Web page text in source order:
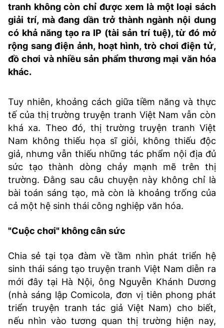
tranh không còn chỉ được xem là một loại sách
giải trí, mà đang dần trở thành ngành nội dung
có khả năng tạo ra IP (tài sản trí tuệ), từ đó mở
rộng sang điện ảnh, hoạt hình, trò chơi điện tử,
đồ chơi và nhiều sản phẩm thương mại văn hóa
khác.
Tuy nhiên, khoảng cách giữa tiềm năng và thực
tế của thị trường truyện tranh Việt Nam vẫn còn
khá xa. Theo đó, thị trường truyện tranh Việt
Nam không thiếu họa sĩ giỏi, không thiếu độc
giả, nhưng vẫn thiếu những tác phẩm nội địa đủ
sức tạo thành dòng chảy mạnh mẽ trên thị
trường. Đằng sau câu chuyện này không chỉ là
bài toán sáng tạo, mà còn là khoảng trống của
cả một hệ sinh thái công nghiệp văn hóa.
"Cuộc chơi" không cân sức
Chia sẻ tại tọa đàm về tầm nhìn phát triển hệ
sinh thái sáng tạo truyện tranh Việt Nam diễn ra
mới đây tại Hà Nội, ông Nguyễn Khánh Dương
(nhà sáng lập Comicola, đơn vị tiên phong phát
triển truyện tranh tác giả Việt Nam) cho biết,
nếu nhìn vào tương quan thị trường hiện nay,